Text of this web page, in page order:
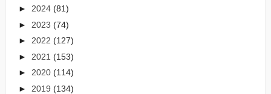
► 2024 (81)
► 2023 (74)
► 2022 (127)
► 2021 (153)
► 2020 (114)
► 2019 (134)